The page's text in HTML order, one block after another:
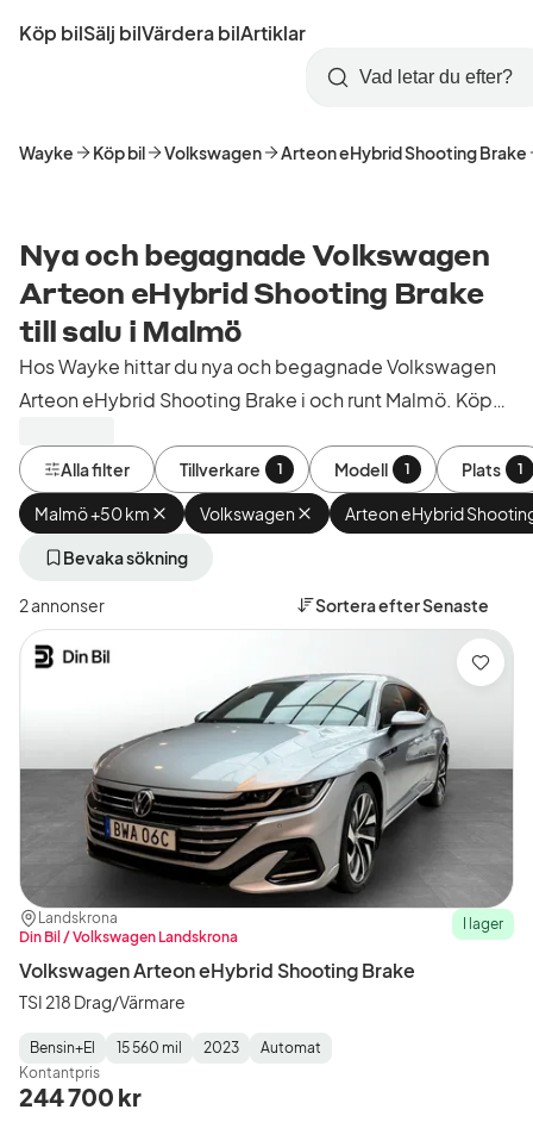
till
Startsida
Köp bilSälj bilVärdera bilArtiklar
Skapa
konto
Logga
in
Sök
Wayke Köp bil Volkswagen Arteon eHybrid Shooting Brake
Nya och begagnade Volkswagen
Arteon eHybrid Shooting Brake
till salu i Malmö
Hos Wayke hittar du nya och begagnade Volkswagen
Arteon eHybrid Shooting Brake i och runt Malmö. Köp
Sverige.Alla filter Tillverkare 1 Modell 1 Plats 1
Malmö +50 km Ta
bort
aktivt
Volkswagen Ta
bort
Volkswagen
Arteon eHybrid
Bevaka sökning
2 annonser Sortera efterSenaste
Plats:Landskrona
Återförsäljare:
Din Bil / Volkswagen Landskrona
I lager
Volkswagen Arteon eHybrid Shooting Brake
TSI 218 Drag/Värmare
Fuel
Type:
Bensin+El
Mätarställning:
15 560 mil
Model
Year:
2023
Gearbox
Type:
Automat
Kontantpris
244 700 kr
Spara